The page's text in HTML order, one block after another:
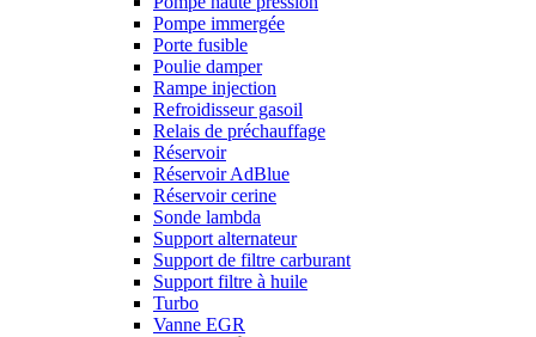
Pompe immergée
Porte fusible
Poulie damper
Rampe injection
Refroidisseur gasoil
Relais de préchauffage
Réservoir
Réservoir AdBlue
Réservoir cerine
Sonde lambda
Support alternateur
Support de filtre carburant
Support filtre à huile
Turbo
Vanne EGR